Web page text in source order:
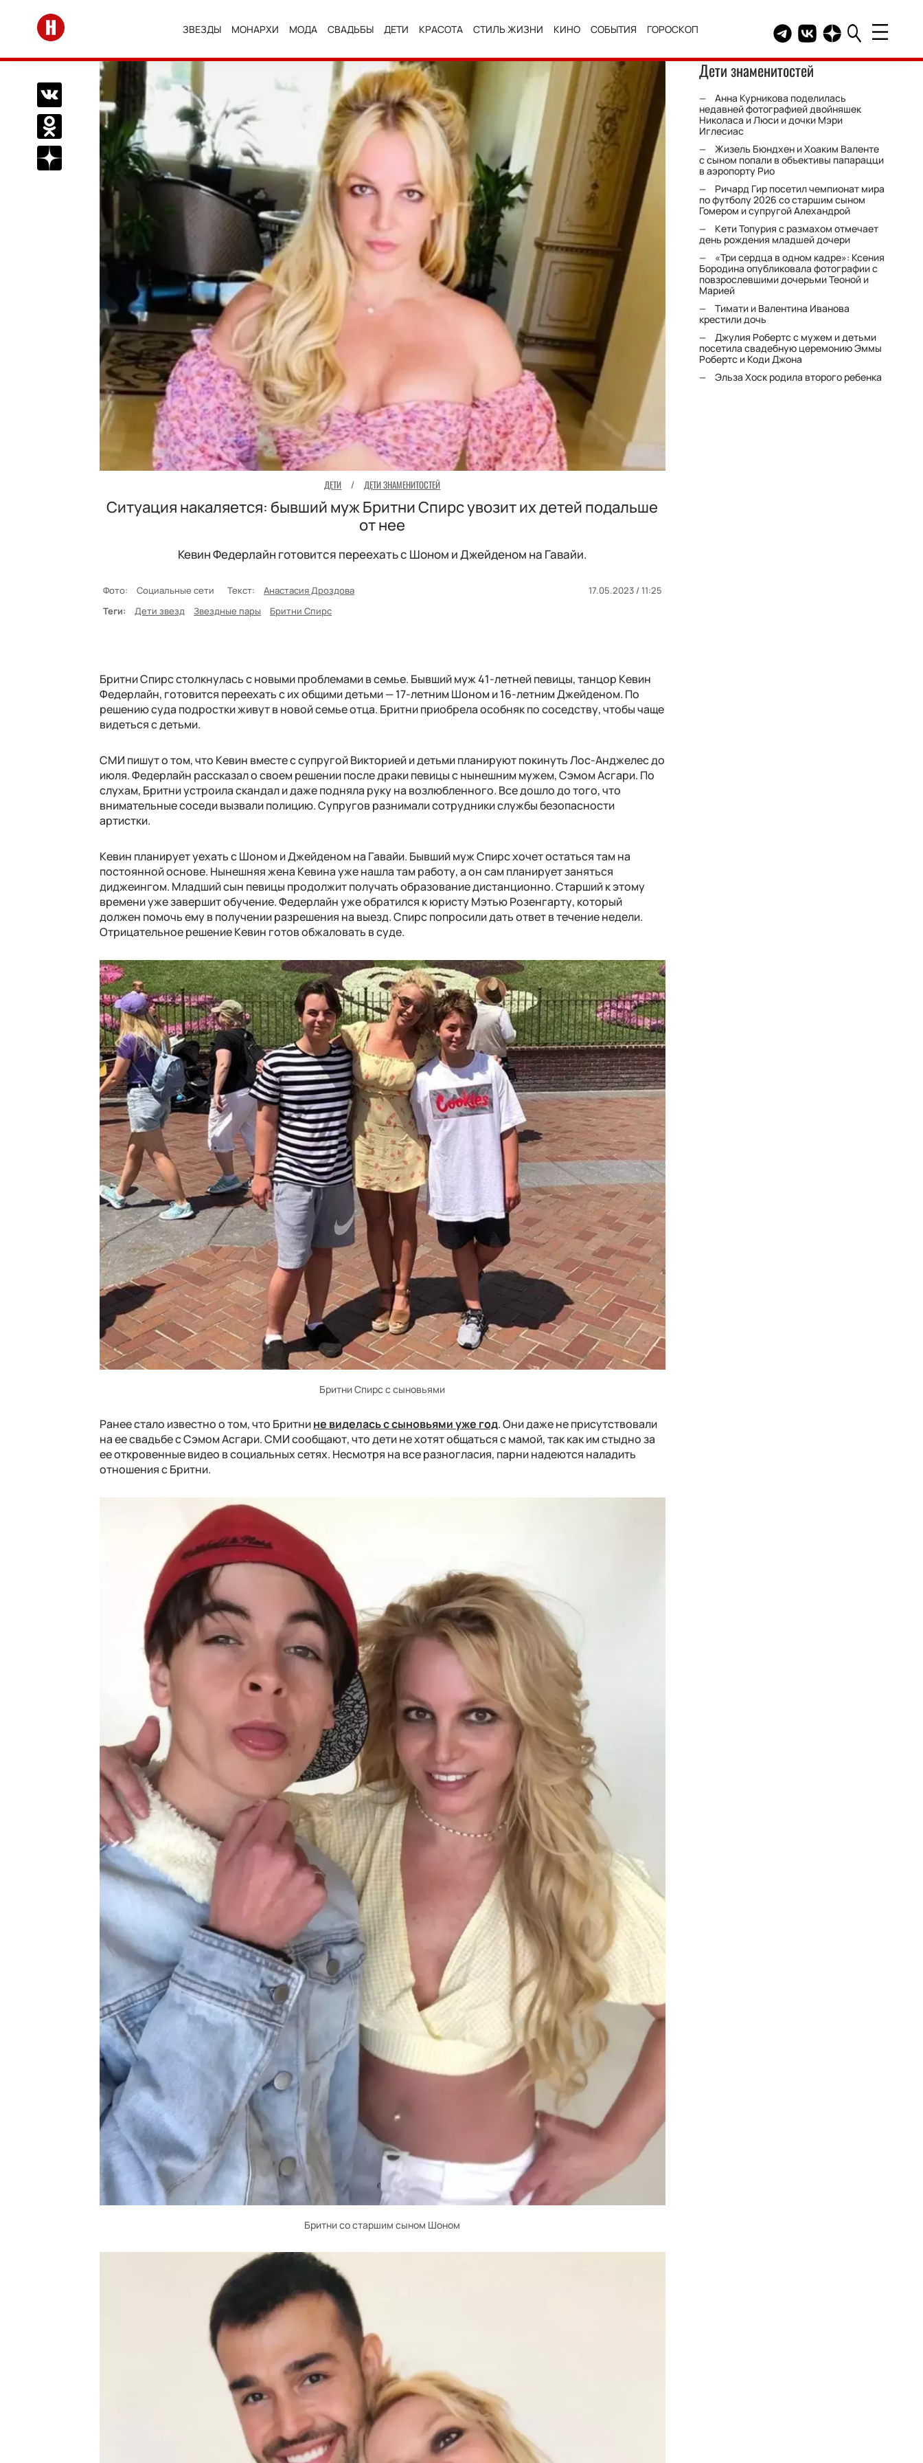
Перейти на главную
ЗВЕЗДЫ МОНАРХИ МОДА СВАДЬБЫ ДЕТИ КРАСОТА СТИЛЬ ЖИЗНИ КИНО СОБЫТИЯ ГОРОСКОП Telegram канал HELLO
Группа HELLO
Канал HELLO в
Поделиться Вконтакте
Поделиться в Одноклассниках
Подписаться на нас в Дзен
ДЕТИ / ДЕТИ ЗНАМЕНИТОСТЕЙ
Ситуация накаляется: бывший муж Бритни Спирс увозит их детей подальше
от нее
Кевин Федерлайн готовится переехать с Шоном и Джейденом на Гавайи.
Фото: Социальные сети Текст: Анастасия Дроздова
17.05.2023 / 11:25
Теги:
Дети звезд Звездные пары Бритни Спирс
Бритни Спирс столкнулась с новыми проблемами в семье. Бывший муж 41-летней певицы, танцор Кевин
Федерлайн, готовится переехать с их общими детьми — 17-летним Шоном и 16-летним Джейденом. По
решению суда подростки живут в новой семье отца. Бритни приобрела особняк по соседству, чтобы чаще
видеться с детьми.
СМИ пишут о том, что Кевин вместе с супругой Викторией и детьми планируют покинуть Лос-Анджелес до
июля. Федерлайн рассказал о своем решении после драки певицы с нынешним мужем, Сэмом Асгари. По
слухам, Бритни устроила скандал и даже подняла руку на возлюбленного. Все дошло до того, что
внимательные соседи вызвали полицию. Супругов разнимали сотрудники службы безопасности
артистки.
Кевин планирует уехать с Шоном и Джейденом на Гавайи. Бывший муж Спирс хочет остаться там на
постоянной основе. Нынешняя жена Кевина уже нашла там работу, а он сам планирует заняться
диджеингом. Младший сын певицы продолжит получать образование дистанционно. Старший к этому
времени уже завершит обучение. Федерлайн уже обратился к юристу Мэтью Розенгарту, который
должен помочь ему в получении разрешения на выезд. Спирс попросили дать ответ в течение недели.
Отрицательное решение Кевин готов обжаловать в суде.
Бритни Спирс с сыновьями
Ранее стало известно о том, что Бритнине виделась с сыновьями уже год. Они даже не присутствовали
на ее свадьбе с Сэмом Асгари. СМИ сообщают, что дети не хотят общаться с мамой, так как им стыдно за
ее откровенные видео в социальных сетях. Несмотря на все разногласия, парни надеются наладить
отношения с Бритни.
Бритни со старшим сыном Шоном
Дети знаменитостей
Анна Курникова поделилась
недавней фотографией двойняшек
Николаса и Люси и дочки Мэри
Иглесиас
Жизель Бюндхен и Хоаким Валенте
с сыном попали в объективы папарацци
в аэропорту Рио
Ричард Гир посетил чемпионат мира
по футболу 2026 со старшим сыном
Гомером и супругой Алехандрой
Кети Топурия с размахом отмечает
день рождения младшей дочери
«Три сердца в одном кадре»: Ксения
Бородина опубликовала фотографии с
повзрослевшими дочерьми Теоной и
Марией
Тимати и Валентина Иванова
крестили дочь
Джулия Робертс с мужем и детьми
посетила свадебную церемонию Эммы
Робертс и Коди Джона
Эльза Хоск родила второго ребенка